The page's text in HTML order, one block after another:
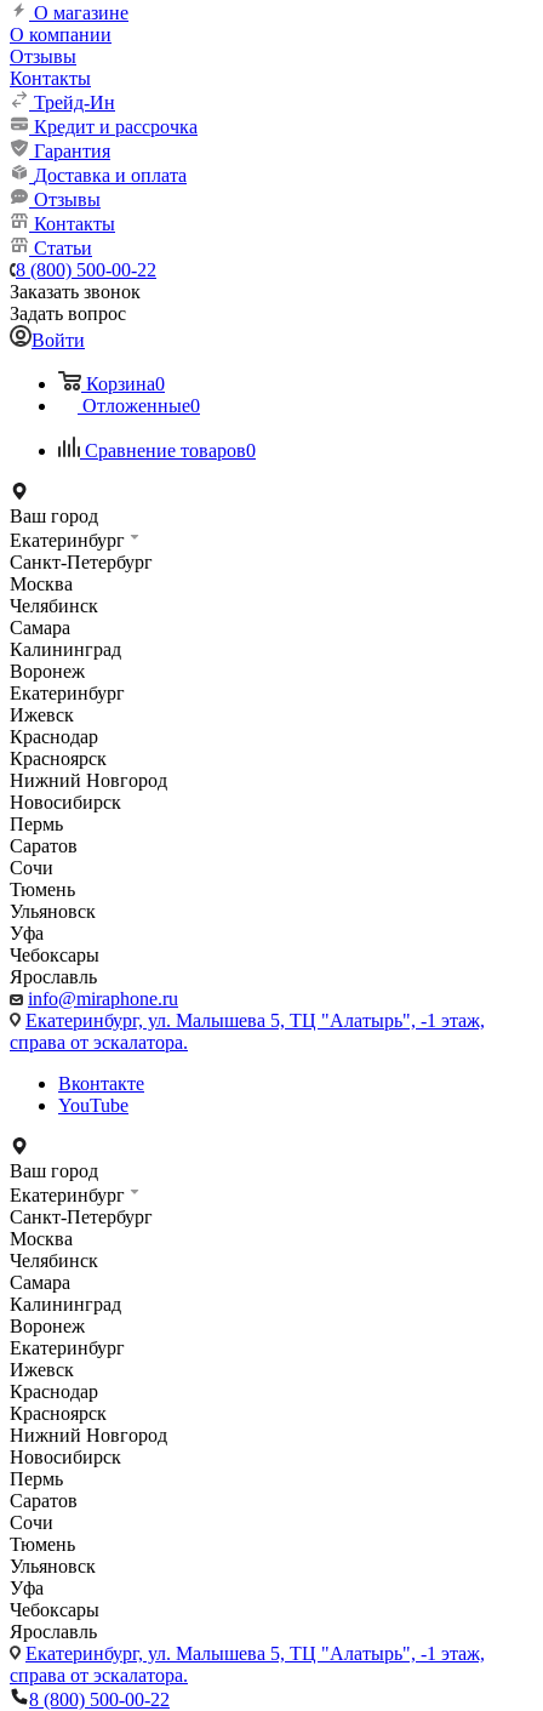
О магазине
О компании
Отзывы
Контакты
Трейд-Ин
Кредит и рассрочка
Гарантия
Доставка и оплата
Отзывы
Контакты
Статьи
8 (800) 500-00-22
Заказать звонок
Задать вопрос
Войти
Корзина0
Отложенные0
Сравнение товаров0
Ваш город
Екатеринбург
Санкт-Петербург
Москва
Челябинск
Самара
Калининград
Воронеж
Екатеринбург
Ижевск
Краснодар
Красноярск
Нижний Новгород
Новосибирск
Пермь
Саратов
Сочи
Тюмень
Ульяновск
Уфа
Чебоксары
Ярославль
info@miraphone.ru
Екатеринбург, ул. Малышева 5, ТЦ "Алатырь", -1 этаж,
справа от эскалатора.
Вконтакте
YouTube
Ваш город
Екатеринбург
Санкт-Петербург
Москва
Челябинск
Самара
Калининград
Воронеж
Екатеринбург
Ижевск
Краснодар
Красноярск
Нижний Новгород
Новосибирск
Пермь
Саратов
Сочи
Тюмень
Ульяновск
Уфа
Чебоксары
Ярославль
Екатеринбург, ул. Малышева 5, ТЦ "Алатырь", -1 этаж,
справа от эскалатора.
8 (800) 500-00-22